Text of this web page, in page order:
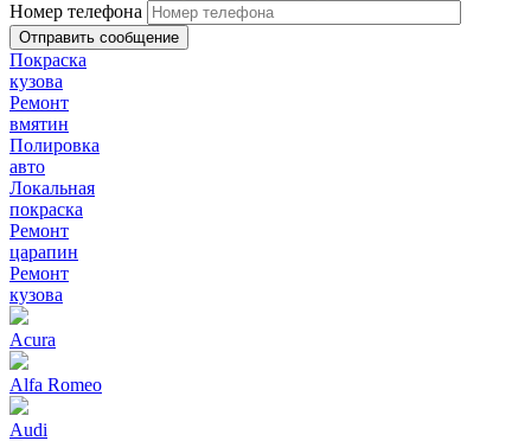
Номер телефона
Покраска
кузова
Ремонт
вмятин
Полировка
авто
Локальная
покраска
Ремонт
царапин
Ремонт
кузова
Acura
Alfa Romeo
Audi